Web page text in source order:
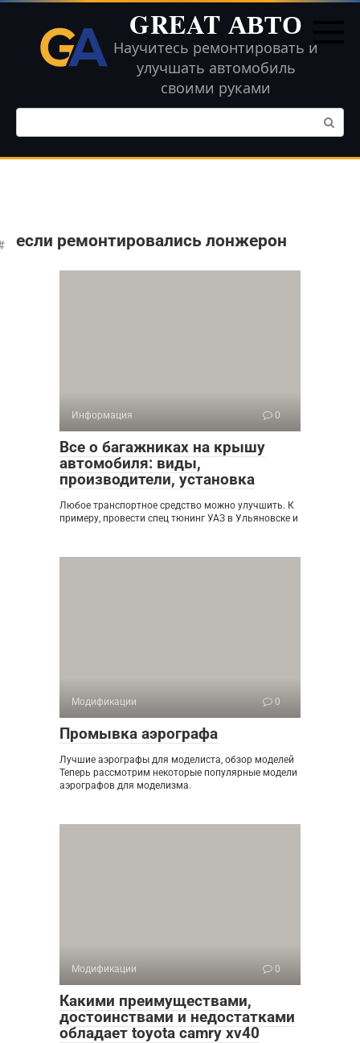
Перейти
контенту
GREAT АВТО
Научитесь ремонтировать и
улучшать автомобиль
своими руками
Поиск:
если ремонтировались лонжерон
Информация 0
Все о багажниках на крышу
автомобиля: виды,
производители, установка
Любое транспортное средство можно улучшить. К
примеру, провести спец тюнинг УАЗ в Ульяновске и
Модификации 0
Промывка аэрографа
Лучшие аэрографы для моделиста, обзор моделей
Теперь рассмотрим некоторые популярные модели
аэрографов для моделизма.
Модификации 0
Какими преимуществами,
достоинствами и недостатками
обладает toyota camry xv40